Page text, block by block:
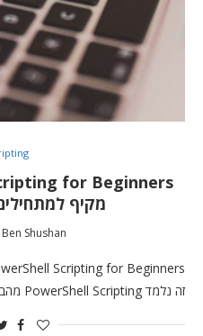
מקיף
Shushan
זה נלמד PowerShell Scripting מהבסיס…